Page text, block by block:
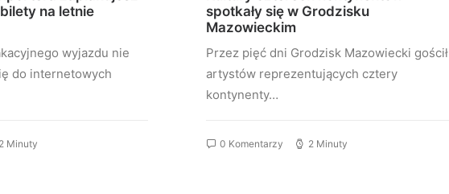
na letnie
wyjazdu nie
do internetowych
2 Minuty
spotkały się w Grodzisku
Mazowieckim
Przez pięć dni Grodzisk Mazowiecki gościł
artystów reprezentujących cztery
kontynenty…
0 Komentarzy 2 Minuty